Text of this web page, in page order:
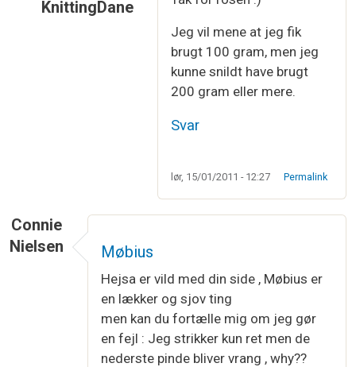
KnittingDane
Jeg er helt vild med båndet…
Jeg vil mene at jeg fik
brugt 100 gram, men jeg
kunne snildt have brugt
200 gram eller mere.
Svar
lør, 15/01/2011 - 12:27 Permalink
Connie
Nielsen
Møbius
Hejsa er vild med din side , Møbius er
en lækker og sjov ting
men kan du fortælle mig om jeg gør
en fejl : Jeg strikker kun ret men de
nederste pinde bliver vrang , why??